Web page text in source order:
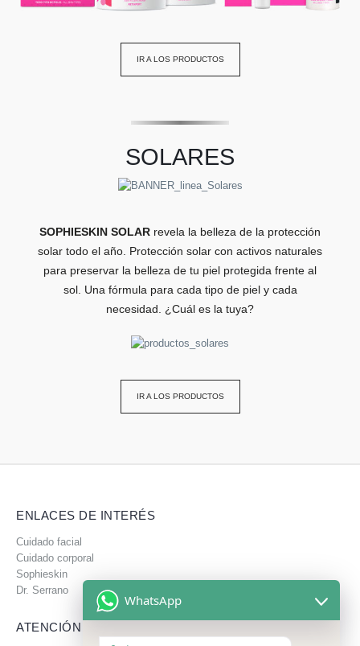
IR A LOS PRODUCTOS
SOLARES
SOPHIESKIN SOLAR revela la belleza de la protección
solar todo el año. Protección solar con activos naturales
para preservar la belleza de tu piel protegida frente al
sol. Una fórmula para cada tipo de piel y cada
necesidad. ¿Cuál es la tuya?
IR A LOS PRODUCTOS
ENLACES DE INTERÉS
Cuidado facial
Cuidado corporal
Sophieskin
Dr. Serrano
ATENCIÓN AL CLIENTE
WhatsApp